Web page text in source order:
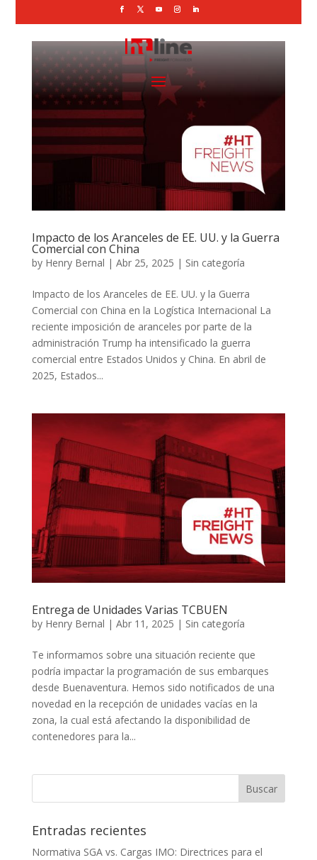
Impacto de los Aranceles de EE. UU. y la Guerra
Comercial con China
by Henry Bernal | Abr 25, 2025 | Sin categoría
Impacto de los Aranceles de EE. UU. y la Guerra
Comercial con China en la Logística Internacional La
reciente imposición de aranceles por parte de la
administración Trump ha intensificado la guerra
comercial entre Estados Unidos y China. En abril de
2025, Estados...
Entrega de Unidades Varias TCBUEN
by Henry Bernal | Abr 11, 2025 | Sin categoría
Te informamos sobre una situación reciente que
podría impactar la programación de sus embarques
desde Buenaventura. Hemos sido notificados de una
novedad en la recepción de unidades vacías en la
zona, la cual está afectando la disponibilidad de
contenedores para la...
Entradas recientes
Normativa SGA vs. Cargas IMO: Directrices para el